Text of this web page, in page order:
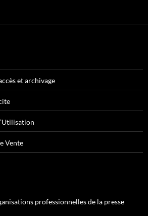
et archivage
Vente
professionnelles de la presse